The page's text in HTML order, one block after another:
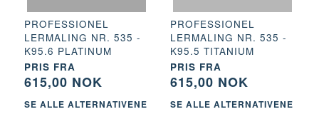
PROFESSIONEL
LERMALING NR. 535 -
K95.6 PLATINUM
PRIS FRA
615,00 NOK
SE ALLE ALTERNATIVENE
PROFESSIONEL
LERMALING NR. 535 -
K95.5 TITANIUM
PRIS FRA
615,00 NOK
SE ALLE ALTERNATIVENE